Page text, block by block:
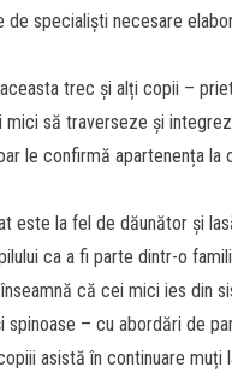
de specialiști necesare
trec și alți copii –
mici să traverseze și
le confirmă apartenența la
este la fel de dăunător și
ca a fi parte dintr-o
că cei mici ies din
spinoase – cu abordări de
asistă în continuare muți